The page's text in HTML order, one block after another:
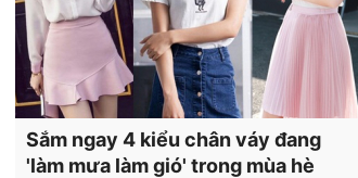
Sắm ngay 4 kiểu chân váy đang
'làm mưa làm gió' trong mùa hè